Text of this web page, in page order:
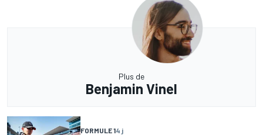
Plus de
Benjamin Vinel
FORMULE 14 j